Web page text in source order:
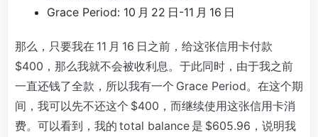
Grace Period: 10 月 22 日-11 月 16 日
那么，只要我在 11 月 16 日之前，给这张信用卡付款
$400，那么我就不会被收利息。于此同时，由于我之前
一直还钱了全款，所以我有一个 Grace Period。在这个期
间，我可以先不还这个 $400，而继续使用这张信用卡消
费。可以看到，我的 total balance 是 $605.96，说明我